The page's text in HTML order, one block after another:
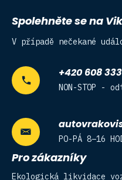
Spolehněte se na
V případě nečekané
+420 608
NON-STOP -
PO-PÁ 8–16
Pro zákazníky
Ekologická likvidace